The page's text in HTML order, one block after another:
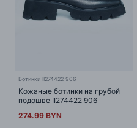
Ботинки II274422 906
Кожаные ботинки на грубой
подошве II274422 906
274.99 BYN